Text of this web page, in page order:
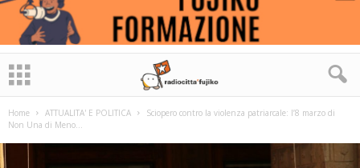
Home ATTUALITA' E POLITICA
Sciopero contro la violenza patriarcale: l’8 marzo di
Non Una di Meno...